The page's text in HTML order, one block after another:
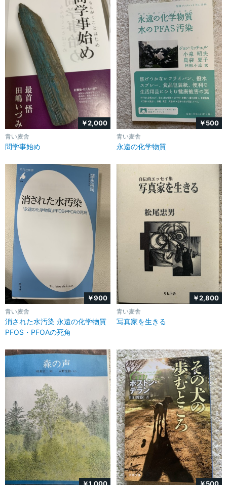
￥2,000
青い麦舎
問学事始め
￥500
青い麦舎
永遠の化学物質
￥900
青い麦舎
消された水汚染 永遠の化学物質
PFOS・PFOAの死角
￥2,800
青い麦舎
写真家を生きる